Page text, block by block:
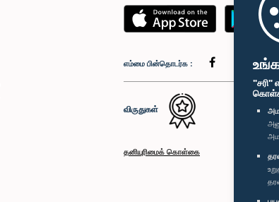
எம்மை பின்தொடர்க :
விருதுகள்
தனியுரிமைக் கொள்கை